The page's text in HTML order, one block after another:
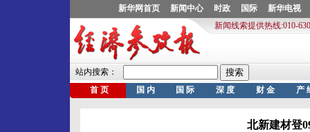
北新建材登